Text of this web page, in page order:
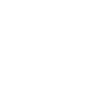
(подклассов) условий
классов (подклассов) условий